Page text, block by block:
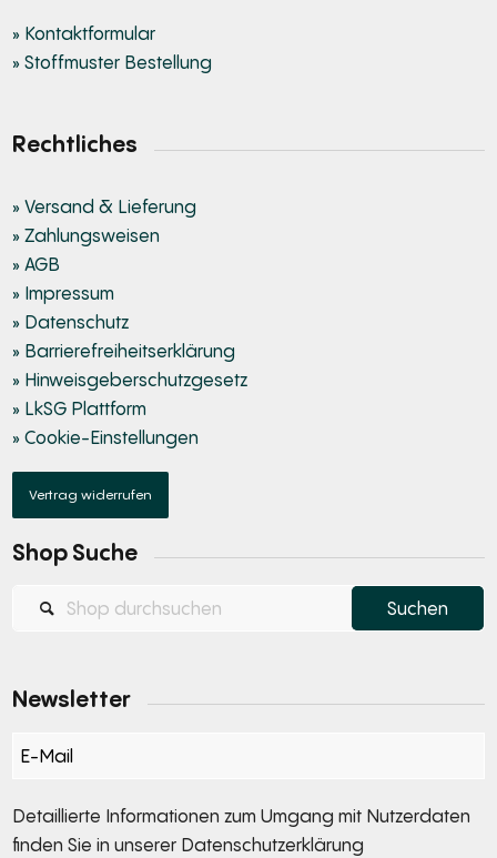
» Kontaktformular
» Stoffmuster Bestellung
Rechtliches
» Versand & Lieferung
» Zahlungsweisen
» AGB
» Impressum
» Datenschutz
» Barrierefreiheitserklärung
» Hinweisgeberschutzgesetz
» LkSG Plattform
» Cookie-Einstellungen
Vertrag widerrufen
Shop Suche
Newsletter
Section
Detaillierte Informationen zum Umgang mit Nutzerdaten
finden Sie in unserer Datenschutzerklärung